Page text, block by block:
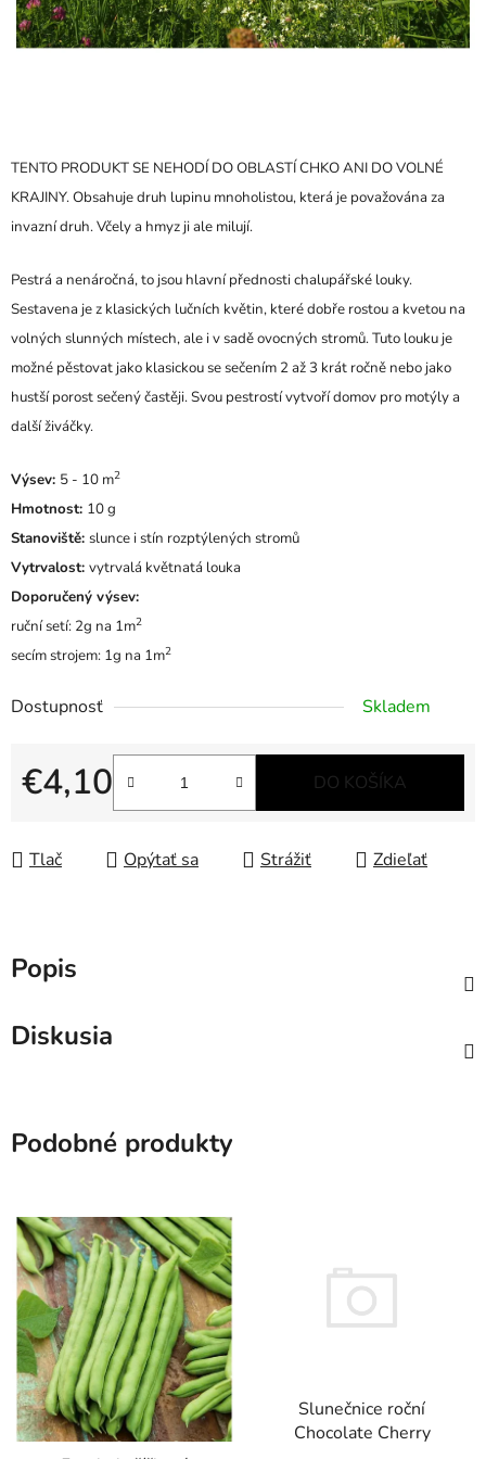
TENTO PRODUKT SE NEHODÍ DO OBLASTÍ CHKO ANI DO VOLNÉ
KRAJINY. Obsahuje druh lupinu mnoholistou, která je považována za
invazní druh. Včely a hmyz ji ale milují.
Pestrá a nenáročná, to jsou hlavní přednosti chalupářské louky.
Sestavena je z klasických lučních květin, které dobře rostou a kvetou na
volných slunných místech, ale i v sadě ovocných stromů. Tuto louku je
možné pěstovat jako klasickou se sečením 2 až 3 krát ročně nebo jako
hustší porost sečený častěji. Svou pestrostí vytvoří domov pro motýly a
další živáčky.
Výsev: 5 - 10 m2
Hmotnost: 10 g
Stanoviště: slunce i stín rozptýlených stromů
Vytrvalost: vytrvalá květnatá louka
Doporučený výsev:
ruční setí: 2g na 1m2
secím strojem: 1g na 1m2
Dostupnosť Skladem
€4,10
Jednotková cena:
DO KOŠÍKA
Tlač Opýtať sa Strážiť Zdieľať
Popis
Diskusia
Podobné produkty
Slunečnice roční
Chocolate Cherry